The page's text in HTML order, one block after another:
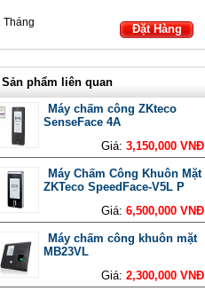
Đặt Hàng
Sản phẩm liên quan
Máy chấm công ZKteco
SenseFace 4A
Giá: 3,150,000 VNĐ
Máy Chấm Công Khuôn Mặt
ZKTeco SpeedFace-V5L P
Giá: 6,500,000 VNĐ
Máy chấm công khuôn mặt
MB23VL
Giá: 2,300,000 VNĐ